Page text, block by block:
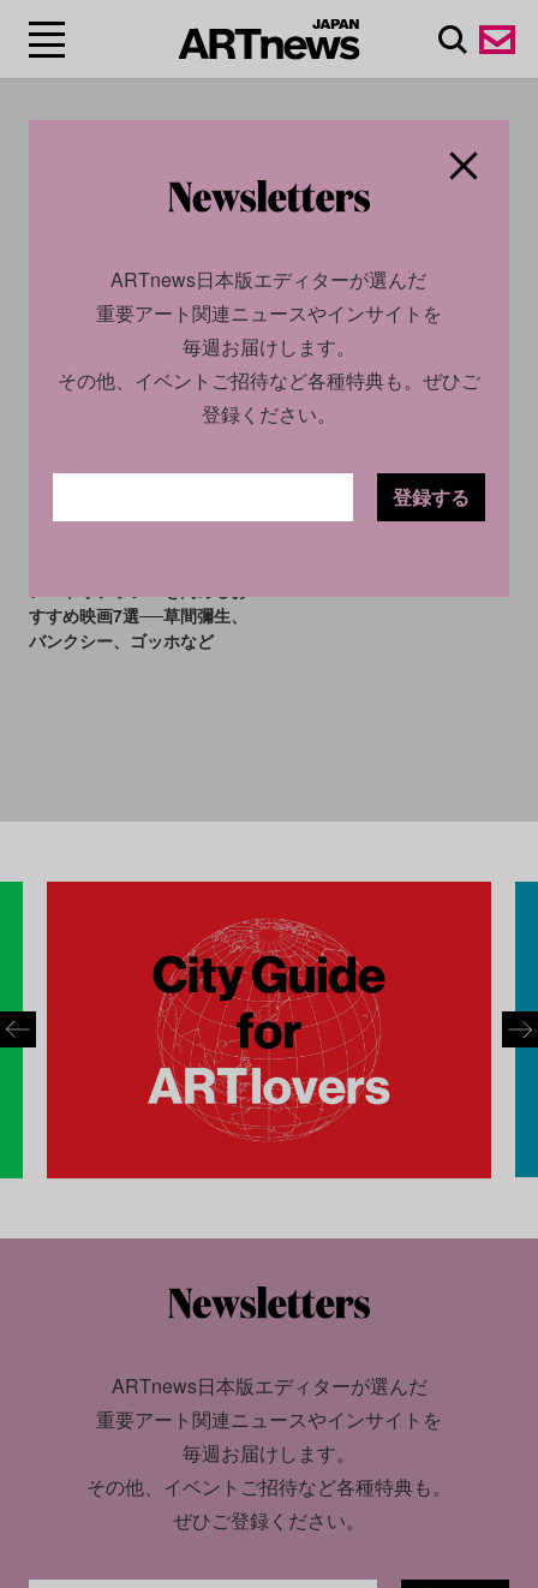
YOSHIHIRO
CULTURE INSIGHT
すすめ映画7選──草間彌生、
バンクシー、ゴッホなど
ARTnews日本版エディターが選んだ
重要アート関連ニュースやインサイトを
毎週お届けします。
その他、イベントご招待など各種特典も。
ぜひご登録ください。
ARTnews日本版エディターが選んだ
重要アート関連ニュースやインサイトを
毎週お届けします。
その他、イベントご招待など各種特典も。ぜひご
登録ください。
登録する